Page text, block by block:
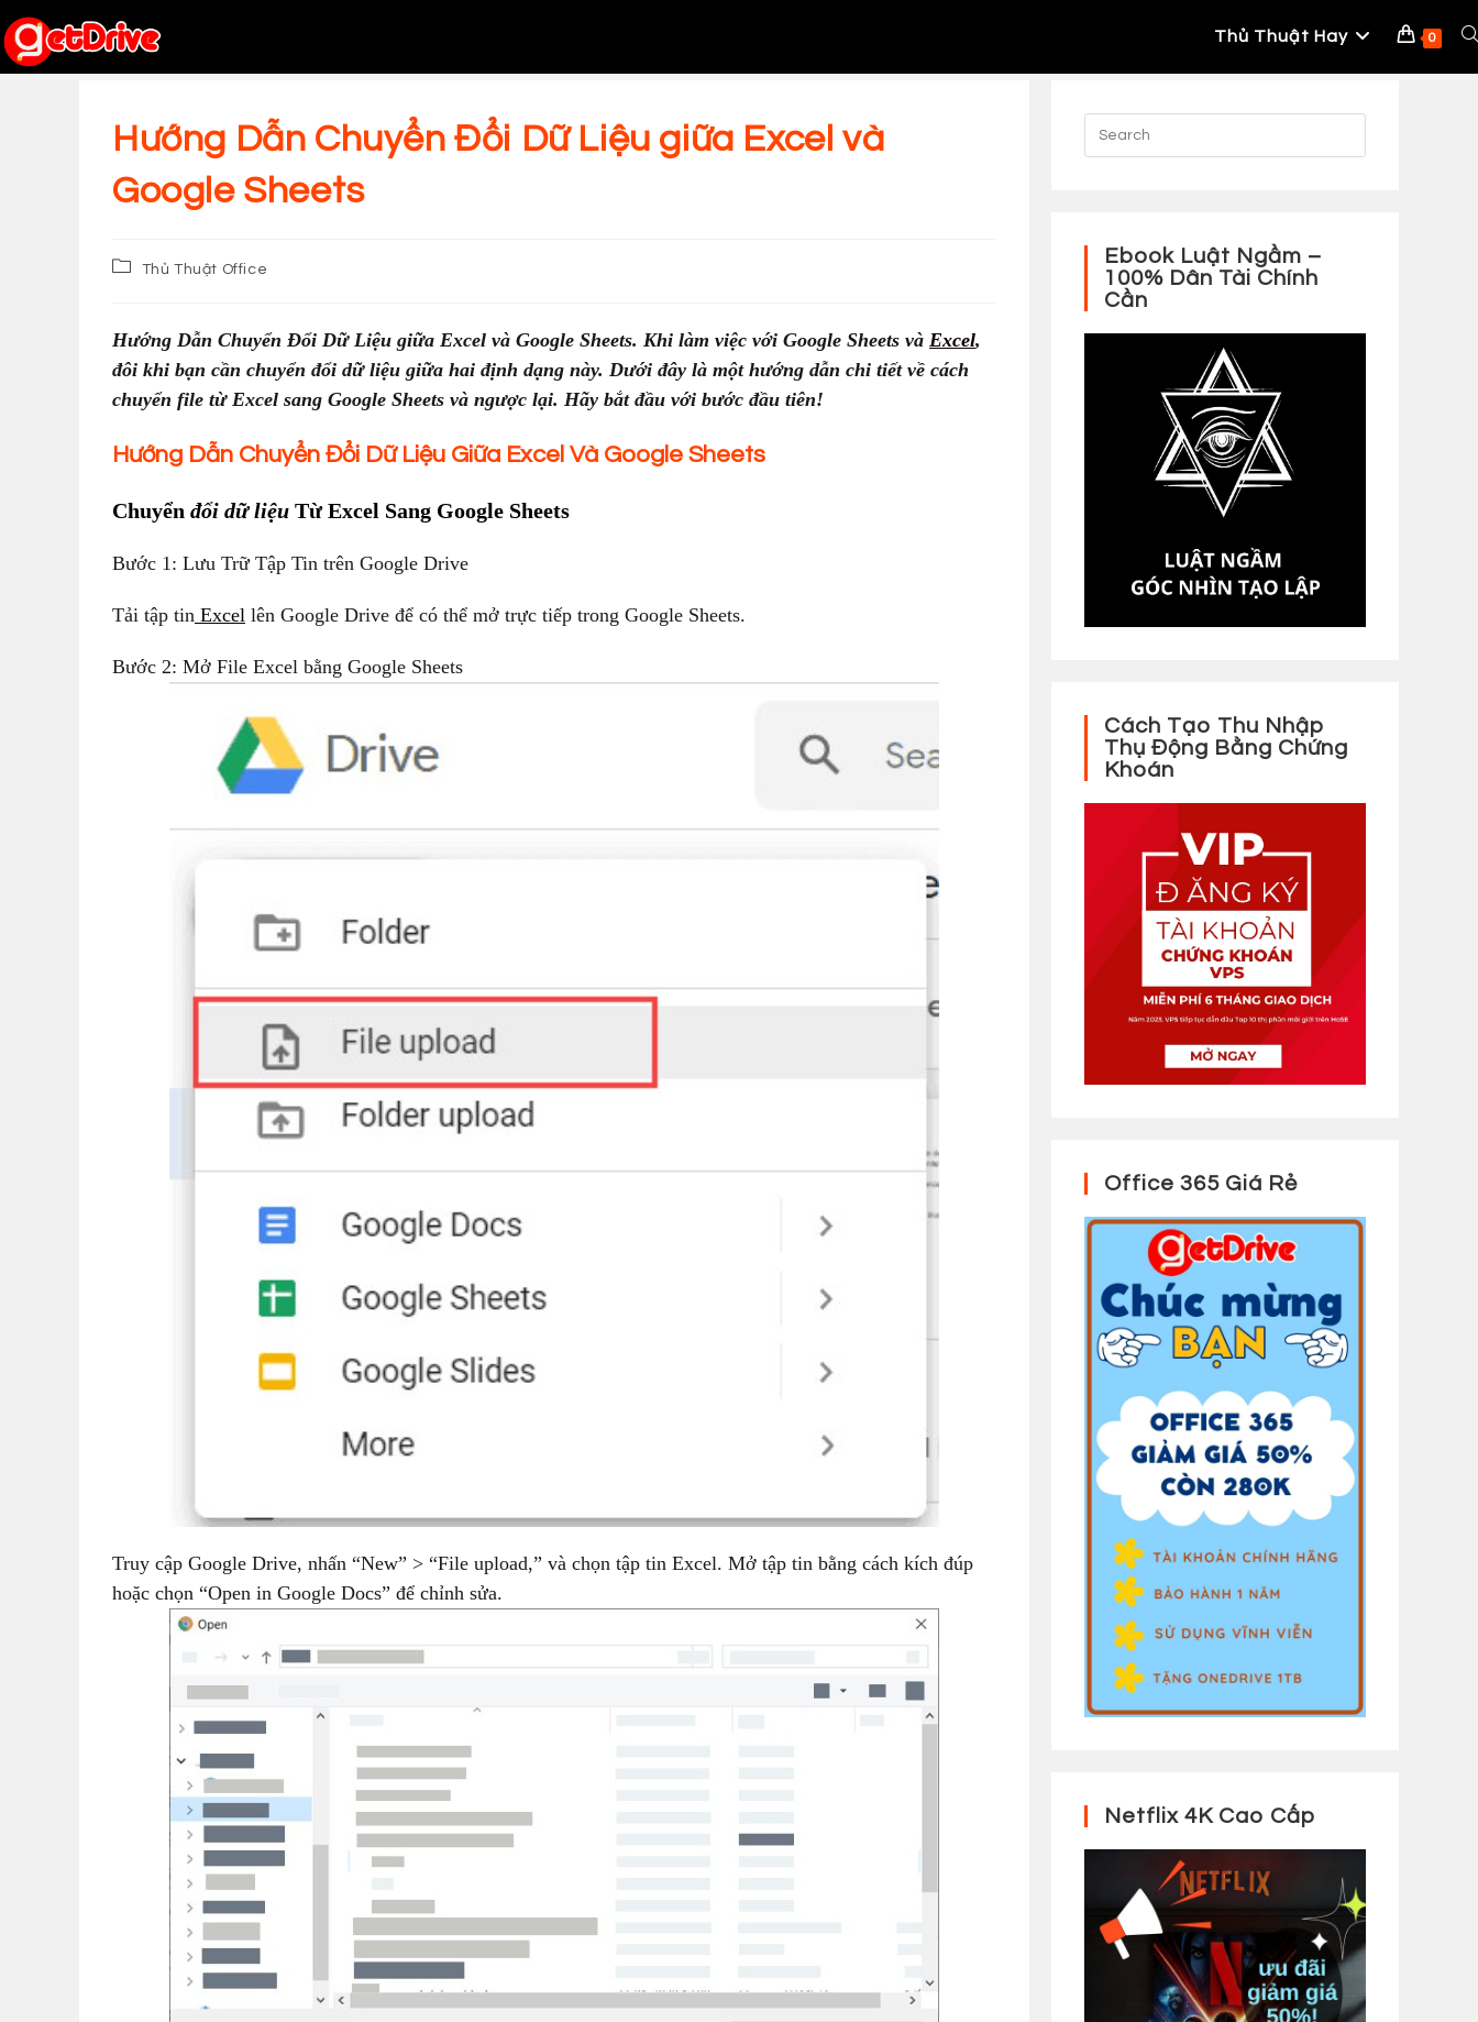
to
content
Thủ Thuật Hay 0
Hướng Dẫn Chuyển Đổi Dữ Liệu giữa Excel và
Google Sheets
PostThủ Thuật Office
Hướng Dẫn Chuyển Đổi Dữ Liệu giữa Excel và Google Sheets. Khi làm việc với Google Sheets và Excel,
đôi khi bạn cần chuyển đổi dữ liệu giữa hai định dạng này. Dưới đây là một hướng dẫn chi tiết về cách
chuyển file từ Excel sang Google Sheets và ngược lại. Hãy bắt đầu với bước đầu tiên!
Hướng Dẫn Chuyển Đổi Dữ Liệu Giữa Excel Và Google Sheets
Chuyển đổi dữ liệu Từ Excel Sang Google Sheets
Bước 1: Lưu Trữ Tập Tin trên Google Drive
Tải tập tin Excel lên Google Drive để có thể mở trực tiếp trong Google Sheets.
Bước 2: Mở File Excel bằng Google Sheets
Truy cập Google Drive, nhấn “New” > “File upload,” và chọn tập tin Excel. Mở tập tin bằng cách kích đúp
hoặc chọn “Open in Google Docs” để chỉnh sửa.
Ebook Luật Ngầm –
100% Dân Tài Chính
Cần
Cách Tạo Thu Nhập
Thụ Động Bằng Chứng
Khoán
Office 365 Giá Rẻ
Netflix 4K Cao Cấp